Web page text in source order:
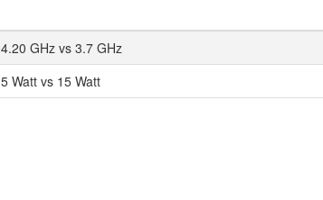
4.20 GHz vs 3.7 GHz
5 Watt vs 15 Watt